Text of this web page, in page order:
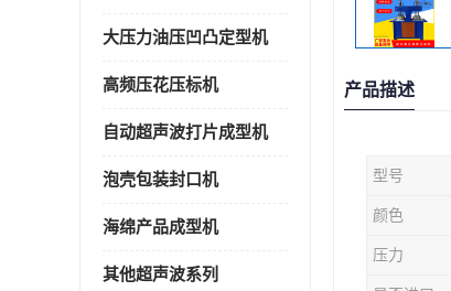
大压力油压凹凸定型机
高频压花压标机
自动超声波打片成型机
泡壳包装封口机
海绵产品成型机
其他超声波系列
产品描述
型号
颜色
压力